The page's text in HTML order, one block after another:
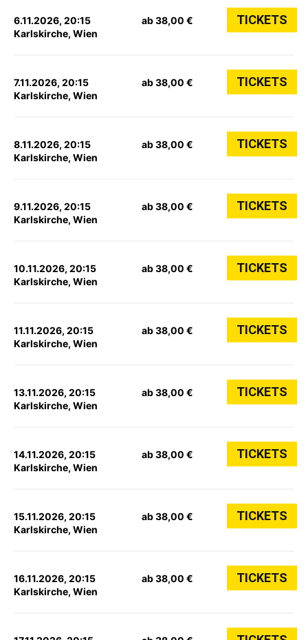
6.11.2026, 20:15
Karlskirche, Wien
ab 38,00 € TICKETS
7.11.2026, 20:15
Karlskirche, Wien
ab 38,00 € TICKETS
8.11.2026, 20:15
Karlskirche, Wien
ab 38,00 € TICKETS
9.11.2026, 20:15
Karlskirche, Wien
ab 38,00 € TICKETS
10.11.2026, 20:15
Karlskirche, Wien
ab 38,00 € TICKETS
11.11.2026, 20:15
Karlskirche, Wien
ab 38,00 € TICKETS
13.11.2026, 20:15
Karlskirche, Wien
ab 38,00 € TICKETS
14.11.2026, 20:15
Karlskirche, Wien
ab 38,00 € TICKETS
15.11.2026, 20:15
Karlskirche, Wien
ab 38,00 € TICKETS
16.11.2026, 20:15
Karlskirche, Wien
ab 38,00 € TICKETS